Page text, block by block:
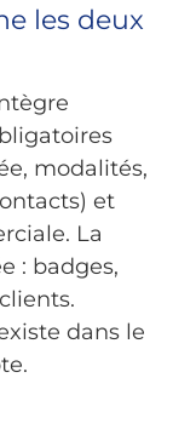
les deux
modalités,
et
La
: badges,
dans le